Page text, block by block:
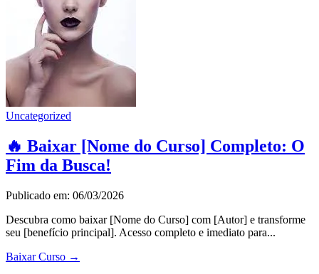
Uncategorized
🔥 Baixar [Nome do Curso] Completo: O
Fim da Busca!
Publicado em: 06/03/2026
Descubra como baixar [Nome do Curso] com [Autor] e transforme
seu [benefício principal]. Acesso completo e imediato para...
Baixar Curso →